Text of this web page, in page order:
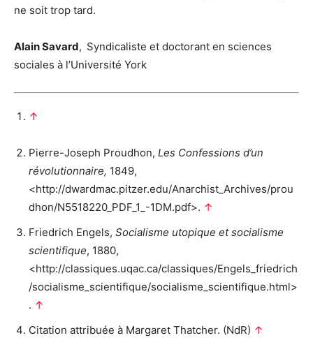
ne soit trop tard.
Alain Savard, Syndicaliste et doctorant en sciences
sociales à l’Université York
↑
Pierre-Joseph Proudhon, Les Confessions d’un
révolutionnaire, 1849,
<http://dwardmac.pitzer.edu/Anarchist_Archives/prou
dhon/N5518220_PDF_1_-1DM.pdf>. ↑
Friedrich Engels, Socialisme utopique et socialisme
scientifique, 1880,
<http://classiques.uqac.ca/classiques/Engels_friedrich
/socialisme_scientifique/socialisme_scientifique.html>
. ↑
Citation attribuée à Margaret Thatcher. (NdR) ↑